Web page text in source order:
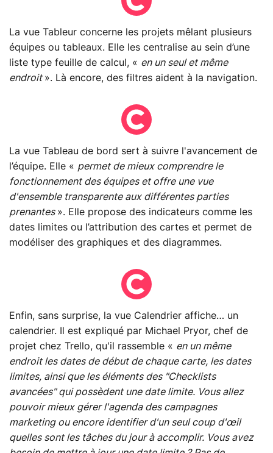
La vue Tableur concerne les projets mêlant plusieurs
équipes ou tableaux. Elle les centralise au sein d’une
liste type feuille de calcul, « en un seul et même
endroit ». Là encore, des filtres aident à la navigation.
La vue Tableau de bord sert à suivre l'avancement de
l’équipe. Elle « permet de mieux comprendre le
fonctionnement des équipes et offre une vue
d'ensemble transparente aux différentes parties
prenantes ». Elle propose des indicateurs comme les
dates limites ou l’attribution des cartes et permet de
modéliser des graphiques et des diagrammes.
Enfin, sans surprise, la vue Calendrier affiche… un
calendrier. Il est expliqué par Michael Pryor, chef de
projet chez Trello, qu'il rassemble « en un même
endroit les dates de début de chaque carte, les dates
limites, ainsi que les éléments des "Checklists
avancées" qui possèdent une date limite. Vous allez
pouvoir mieux gérer l'agenda des campagnes
marketing ou encore identifier d'un seul coup d'œil
quelles sont les tâches du jour à accomplir. Vous avez